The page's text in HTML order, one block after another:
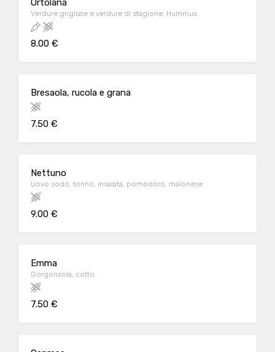
Ortolana
Verdure grigliate e verdure di stagione, Hummus
8.00 €
Bresaola, rucola e grana
7.50 €
Nettuno
Uovo sodo, tonno, insalata, pomodoro, maionese
9.00 €
Emma
Gorgonzola, cotto
7.50 €